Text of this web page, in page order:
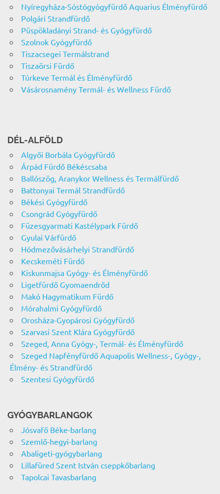
Nyíregyháza-Sóstógyógyfürdő Aquarius Élményfürdő
Polgári Strandfürdő
Püspökladányi Strand- és Gyógyfürdő
Szolnok Gyógyfürdő
Tiszacsegei Termálstrand
Tiszaörsi Fürdő
Túrkeve Termál és Élményfürdő
Vásárosnamény Termál- és Wellness Fürdő
DÉL-ALFÖLD
Algyői Borbála Gyógyfürdő
Árpád Fürdő Békéscsaba
Ballószög, Aranykor Wellness és Termálfürdő
Battonyai Termál Strandfürdő
Békési Gyógyfürdő
Csongrád Gyógyfürdő
Füzesgyarmati Kastélypark Fürdő
Gyulai Várfürdő
Hódmezővásárhelyi Strandfürdő
Kecskeméti Fürdő
Kiskunmajsa Gyógy- és Élményfürdő
Ligetfürdő Gyomaendrőd
Makó Hagymatikum Fürdő
Mórahalmi Gyógyfürdő
Orosháza-Gyopárosi Gyógyfürdő
Szarvasi Szent Klára Gyógyfürdő
Szeged, Anna Gyógy-, Termál- és Élményfürdő
Szeged Napfényfürdő Aquapolis Wellness-, Gyógy-,
Élmény- és Strandfürdő
Szentesi Gyógyfürdő
GYÓGYBARLANGOK
Jósvafő Béke-barlang
Szemlő-hegyi-barlang
Abaligeti-gyógybarlang
Lillafüred Szent István cseppkőbarlang
Tapolcai Tavasbarlang